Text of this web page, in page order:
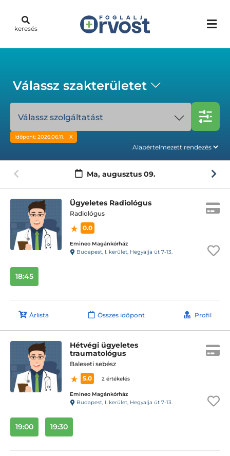
keresés
Válassz szakterületet
Válassz szolgáltatást
Időpont: 2026.06.11.
Ma, augusztus 09.
Ügyeletes Radiológus
Radiológus
0.0
Emineo Magánkórház
Budapest, I. kerület, Hegyalja út 7-13.
18:45
Árlista Összes időpont Profil
Hétvégi ügyeletes
traumatológus
Baleseti sebész
5.0
2 értékelés
Emineo Magánkórház
Budapest, I. kerület, Hegyalja út 7-13.
19:00 19:30